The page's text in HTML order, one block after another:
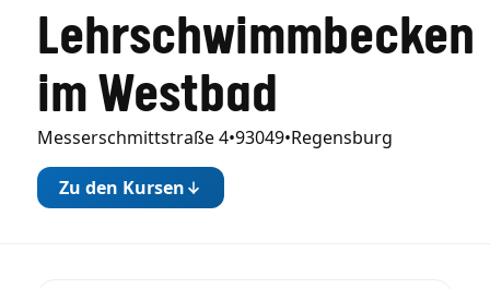
Lehrschwimmbecken
im Westbad
Messerschmittstraße 4•93049•Regensburg
Zu den Kursen